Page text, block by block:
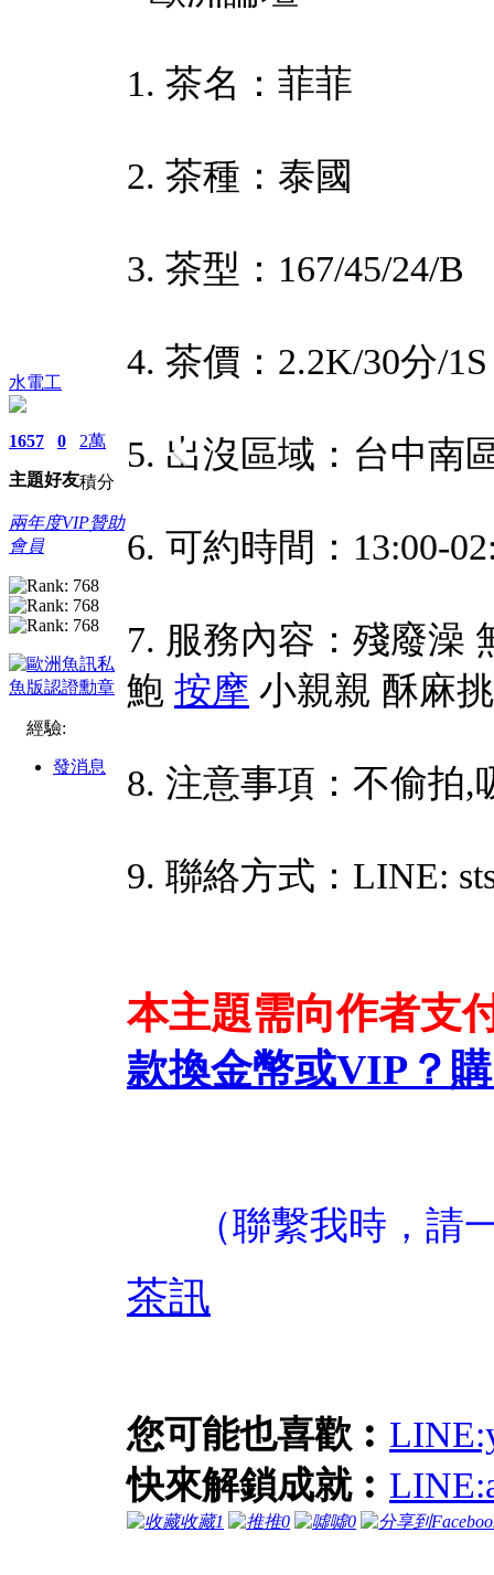
水電工
1657
主題
0
好友
2萬
積分
兩年度VIP贊助
會員
經驗:
發消息
1. 茶名：菲菲
2. 茶種：泰國
3. 茶型：167/45/24/B
4. 茶價：2.2K/30分/1S
5. 出沒區域：台中南
6. 可約時間：13:00-
7. 服務內容：殘廢澡
鮑 按摩 小親親 酥麻
8. 注意事項：不偷拍,
9. 聯絡方式：LINE:
本主題需向作者支
款換金幣或VIP？
（聯繫我時，請
茶訊
您可能也喜歡︰
快來解鎖成就︰
收藏1 推0 噓0